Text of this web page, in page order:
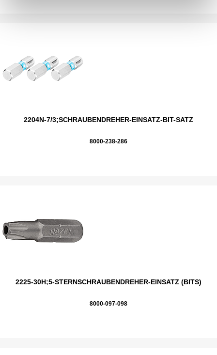
2204N-7/3;SCHRAUBENDREHER-EINSATZ-BIT-SATZ
8000-238-286
2225-30H;5-STERNSCHRAUBENDREHER-EINSATZ (BITS)
8000-097-098